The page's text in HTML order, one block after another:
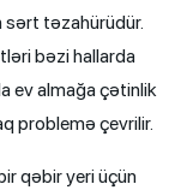
sərt təzahürüdür.
bəzi hallarda
ev almağa çətinlik
problemə çevrilir.
qəbir yeri üçün